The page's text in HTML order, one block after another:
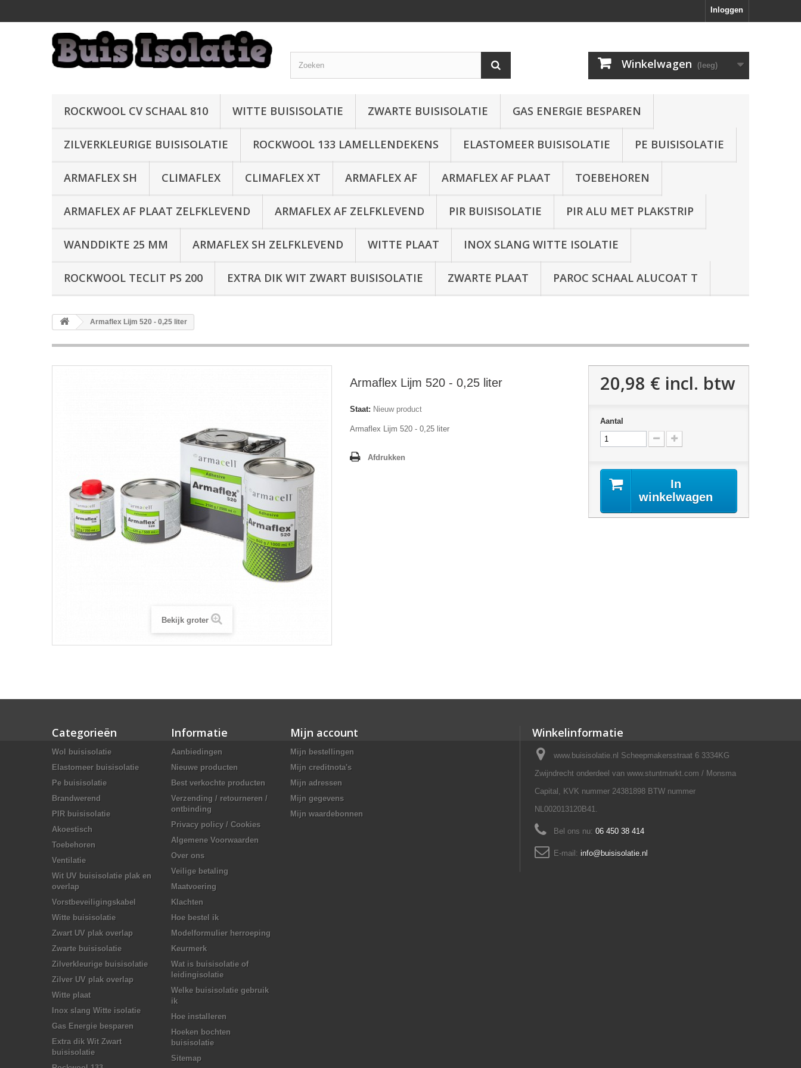
Inloggen
Winkelwagen (leeg)
ROCKWOOL CV SCHAAL 810 WITTE BUISISOLATIE ZWARTE BUISISOLATIE GAS ENERGIE BESPAREN
ZILVERKLEURIGE BUISISOLATIE ROCKWOOL 133 LAMELLENDEKENS ELASTOMEER BUISISOLATIE PE BUISISOLATIE
ARMAFLEX SH CLIMAFLEX CLIMAFLEX XT ARMAFLEX AF ARMAFLEX AF PLAAT TOEBEHOREN
ARMAFLEX AF PLAAT ZELFKLEVEND ARMAFLEX AF ZELFKLEVEND PIR BUISISOLATIE PIR ALU MET PLAKSTRIP
WANDDIKTE 25 MM ARMAFLEX SH ZELFKLEVEND WITTE PLAAT INOX SLANG WITTE ISOLATIE
ROCKWOOL TECLIT PS 200 EXTRA DIK WIT ZWART BUISISOLATIE ZWARTE PLAAT PAROC SCHAAL ALUCOAT T
Armaflex Lijm 520 - 0,25 liter
Bekijk groter
Armaflex Lijm 520 - 0,25 liter
Staat: Nieuw product
Armaflex Lijm 520 - 0,25 liter
Afdrukken
20,98 € incl. btw
Aantal
In
winkelwagen
Categorieën
Wol buisisolatie
Elastomeer buisisolatie
Pe buisisolatie
Brandwerend
PIR buisisolatie
Akoestisch
Toebehoren
Ventilatie
Wit UV buisisolatie plak en
overlap
Vorstbeveiligingskabel
Witte buisisolatie
Zwart UV plak overlap
Zwarte buisisolatie
Zilverkleurige buisisolatie
Zilver UV plak overlap
Witte plaat
Inox slang Witte isolatie
Gas Energie besparen
Extra dik Wit Zwart
buisisolatie
Informatie
Aanbiedingen
Nieuwe producten
Best verkochte producten
Verzending / retourneren /
ontbinding
Privacy policy / Cookies
Algemene Voorwaarden
Over ons
Veilige betaling
Maatvoering
Klachten
Hoe bestel ik
Modelformulier herroeping
Keurmerk
Wat is buisisolatie of
leidingisolatie
Welke buisisolatie gebruik
ik
Hoe installeren
Hoeken bochten
buisisolatie
Sitemap
Mijn account
Mijn bestellingen
Mijn creditnota's
Mijn adressen
Mijn gegevens
Mijn waardebonnen
Winkelinformatie
www.buisisolatie.nl Scheepmakersstraat 6 3334KG
Zwijndrecht onderdeel van www.stuntmarkt.com / Monsma
Capital, KVK nummer 24381898 BTW nummer
NL002013120B41.
Bel ons nu: 06 450 38 414
E-mail: info@buisisolatie.nl